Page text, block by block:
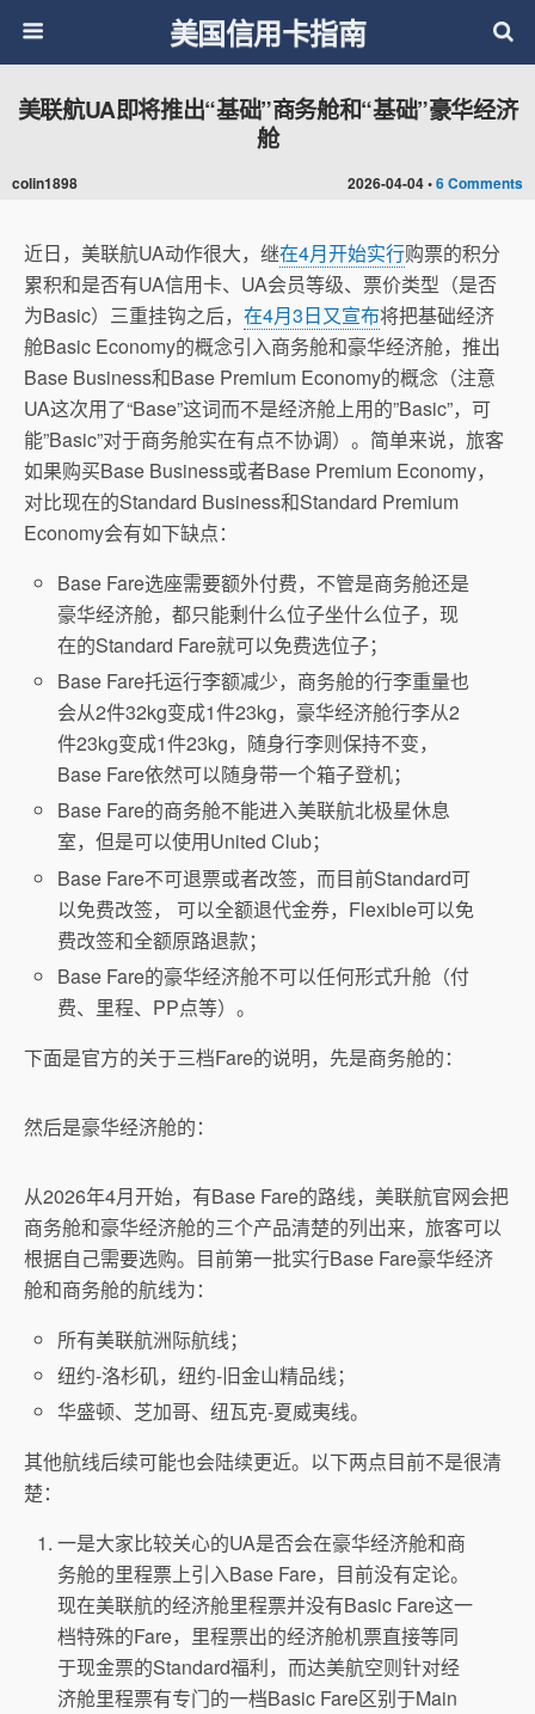
美国信用卡指南
2026-04-04 •6 Comments
美联航UA即将推出“基础”商务舱和“基础”豪华经济
舱
colin1898
近日，美联航UA动作很大，继在4月开始实行购票的积分
累积和是否有UA信用卡、UA会员等级、票价类型（是否
为Basic）三重挂钩之后， 在4月3日又宣布将把基础经济
舱Basic Economy的概念引入商务舱和豪华经济舱，推出
Base Business和Base Premium Economy的概念（注意
UA这次用了“Base”这词而不是经济舱上用的”Basic”，可
能”Basic”对于商务舱实在有点不协调）。简单来说，旅客
如果购买Base Business或者Base Premium Economy，
对比现在的Standard Business和Standard Premium
Economy会有如下缺点：
Base Fare选座需要额外付费，不管是商务舱还是
豪华经济舱，都只能剩什么位子坐什么位子，现
在的Standard Fare就可以免费选位子；
Base Fare托运行李额减少，商务舱的行李重量也
会从2件32kg变成1件23kg，豪华经济舱行李从2
件23kg变成1件23kg，随身行李则保持不变，
Base Fare依然可以随身带一个箱子登机；
Base Fare的商务舱不能进入美联航北极星休息
室，但是可以使用United Club；
Base Fare不可退票或者改签，而目前Standard可
以免费改签， 可以全额退代金券，Flexible可以免
费改签和全额原路退款；
Base Fare的豪华经济舱不可以任何形式升舱（付
费、里程、PP点等）。
下面是官方的关于三档Fare的说明，先是商务舱的：
然后是豪华经济舱的：
从2026年4月开始，有Base Fare的路线，美联航官网会把
商务舱和豪华经济舱的三个产品清楚的列出来，旅客可以
根据自己需要选购。目前第一批实行Base Fare豪华经济
舱和商务舱的航线为：
所有美联航洲际航线；
纽约-洛杉矶，纽约-旧金山精品线；
华盛顿、芝加哥、纽瓦克-夏威夷线。
其他航线后续可能也会陆续更近。以下两点目前不是很清
楚：
一是大家比较关心的UA是否会在豪华经济舱和商
务舱的里程票上引入Base Fare，目前没有定论。
现在美联航的经济舱里程票并没有Basic Fare这一
档特殊的Fare，里程票出的经济舱机票直接等同
于现金票的Standard福利，而达美航空则针对经
济舱里程票有专门的一档Basic Fare区别于Main